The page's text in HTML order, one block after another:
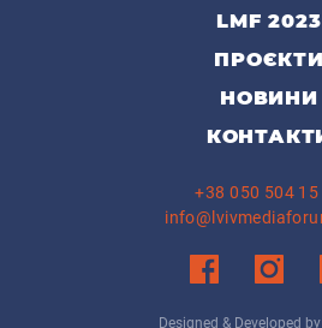
LMF 2023
ПРОЄКТИ
НОВИНИ
+38 050 504 15
Designed & Developed